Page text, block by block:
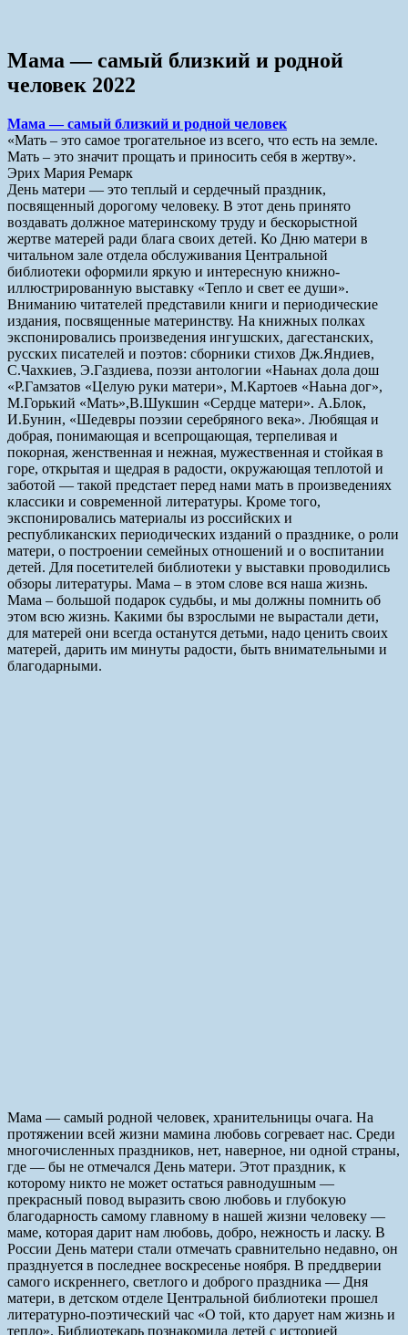
Мама — самый близкий и родной
человек 2022
Мама — самый близкий и родной человек
«Мать – это самое трогательное из всего, что есть на земле.
Мать – это значит прощать и приносить себя в жертву».
Эрих Мария Ремарк
День матери — это теплый и сердечный праздник,
посвященный дорогому человеку. В этот день принято
воздавать должное материнскому труду и бескорыстной
жертве матерей ради блага своих детей. Ко Дню матери в
читальном зале отдела обслуживания Центральной
библиотеки оформили яркую и интересную книжно-
иллюстрированную выставку «Тепло и свет ее души».
Вниманию читателей представили книги и периодические
издания, посвященные материнству. На книжных полках
экспонировались произведения ингушских, дагестанских,
русских писателей и поэтов: сборники стихов Дж.Яндиев,
С.Чахкиев, Э.Газдиева, поэзи антологии «Наьнах дола дош
«Р.Гамзатов «Целую руки матери», М.Картоев «Наьна дог»,
М.Горький «Мать»,В.Шукшин «Сердце матери». А.Блок,
И.Бунин, «Шедевры поэзии серебряного века». Любящая и
добрая, понимающая и всепрощающая, терпеливая и
покорная, женственная и нежная, мужественная и стойкая в
горе, открытая и щедрая в радости, окружающая теплотой и
заботой — такой предстает перед нами мать в произведениях
классики и современной литературы. Кроме того,
экспонировались материалы из российских и
республиканских периодических изданий о празднике, о роли
матери, о построении семейных отношений и о воспитании
детей. Для посетителей библиотеки у выставки проводились
обзоры литературы. Мама – в этом слове вся наша жизнь.
Мама – большой подарок судьбы, и мы должны помнить об
этом всю жизнь. Какими бы взрослыми не вырастали дети,
для матерей они всегда останутся детьми, надо ценить своих
матерей, дарить им минуты радости, быть внимательными и
благодарными.
Мама — самый родной человек, хранительницы очага. На
протяжении всей жизни мамина любовь согревает нас. Среди
многочисленных праздников, нет, наверное, ни одной страны,
где — бы не отмечался День матери. Этот праздник, к
которому никто не может остаться равнодушным —
прекрасный повод выразить свою любовь и глубокую
благодарность самому главному в нашей жизни человеку —
маме, которая дарит нам любовь, добро, нежность и ласку. В
России День матери стали отмечать сравнительно недавно, он
празднуется в последнее воскресенье ноября. В преддверии
самого искреннего, светлого и доброго праздника — Дня
матери, в детском отделе Центральной библиотеки прошел
литературно-поэтический час «О той, кто дарует нам жизнь и
тепло». Библиотекарь познакомила детей с историей